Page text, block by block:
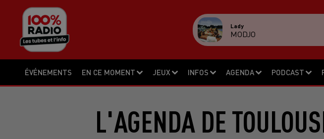
ÉVÉNEMENTS EN CE MOMENT JEUX INFOS AGENDA PODCAST
Lady
MODJO
L'AGENDA DE